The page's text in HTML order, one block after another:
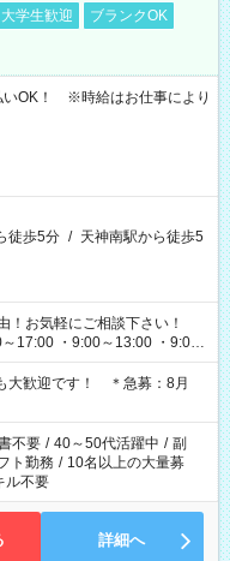
大学生歓迎
ブランクOK
OK！ ※時給はお仕事により
徒歩5分 / 天神南駅から徒歩5
！お気軽にご相談下さい！
17:00 ・9:00～13:00 ・9:00
18:00 ・15:00～20:00 ・
ど（他時間多数あり！）
大歓迎です！ ＊急募：8月
不要 / 40～50代活躍中 / 副
ト勤務 / 10名以上の大量募
ル不要
詳細へ